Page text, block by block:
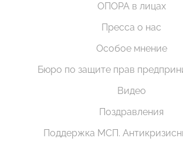
ОПОРА в лицах
Пресса о нас
Особое мнение
Бюро по защите прав
Видео
Поздравления
Поддержка МСП.